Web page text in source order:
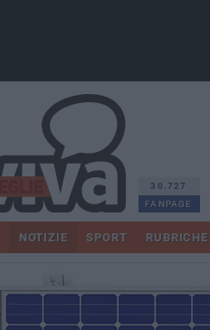
30.727
FANPAGE
NOTIZIE SPORT RUBRICHE